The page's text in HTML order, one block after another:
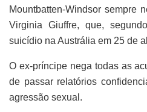
Mountbatten-Windsor sempre
Virginia Giuffre, que,
suicídio na Austrália em 25 de
O ex-príncipe nega todas as
de passar relatórios
agressão sexual.